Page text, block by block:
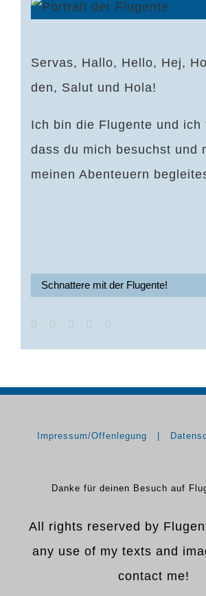
Servas, Hallo, Hello, Hej,
den, Salut und Hola!
Ich bin die Flugente und ich
dass du mich besuchst und
meinen Abenteuern
Schnattere mit der Flugente!
Impressum/Offenlegung
Danke für deinen Besuch auf
All rights reserved by
any use of my texts and
contact me!